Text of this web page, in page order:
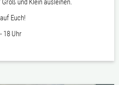
und Klein ausleihen.
Euch!
18 Uhr